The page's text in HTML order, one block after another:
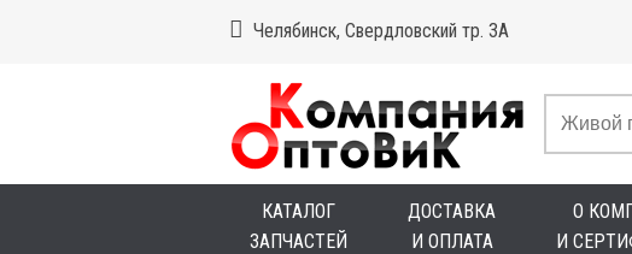
Челябинск, Свердловский тр. 3А
КАТАЛОГ
ЗАПЧАСТЕЙ
ДОСТАВКА
И ОПЛАТА
О
И